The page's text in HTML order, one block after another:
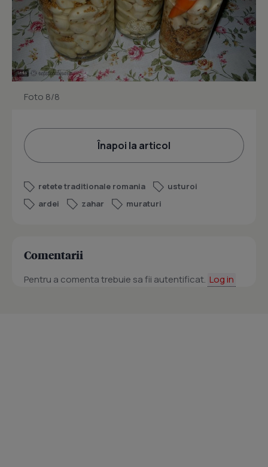
Foto 8/8
Înapoi la articol
retete traditionale romania
usturoi
ardei
zahar muraturi
Comentarii
Pentru a comenta trebuie sa fii autentificat. Log in